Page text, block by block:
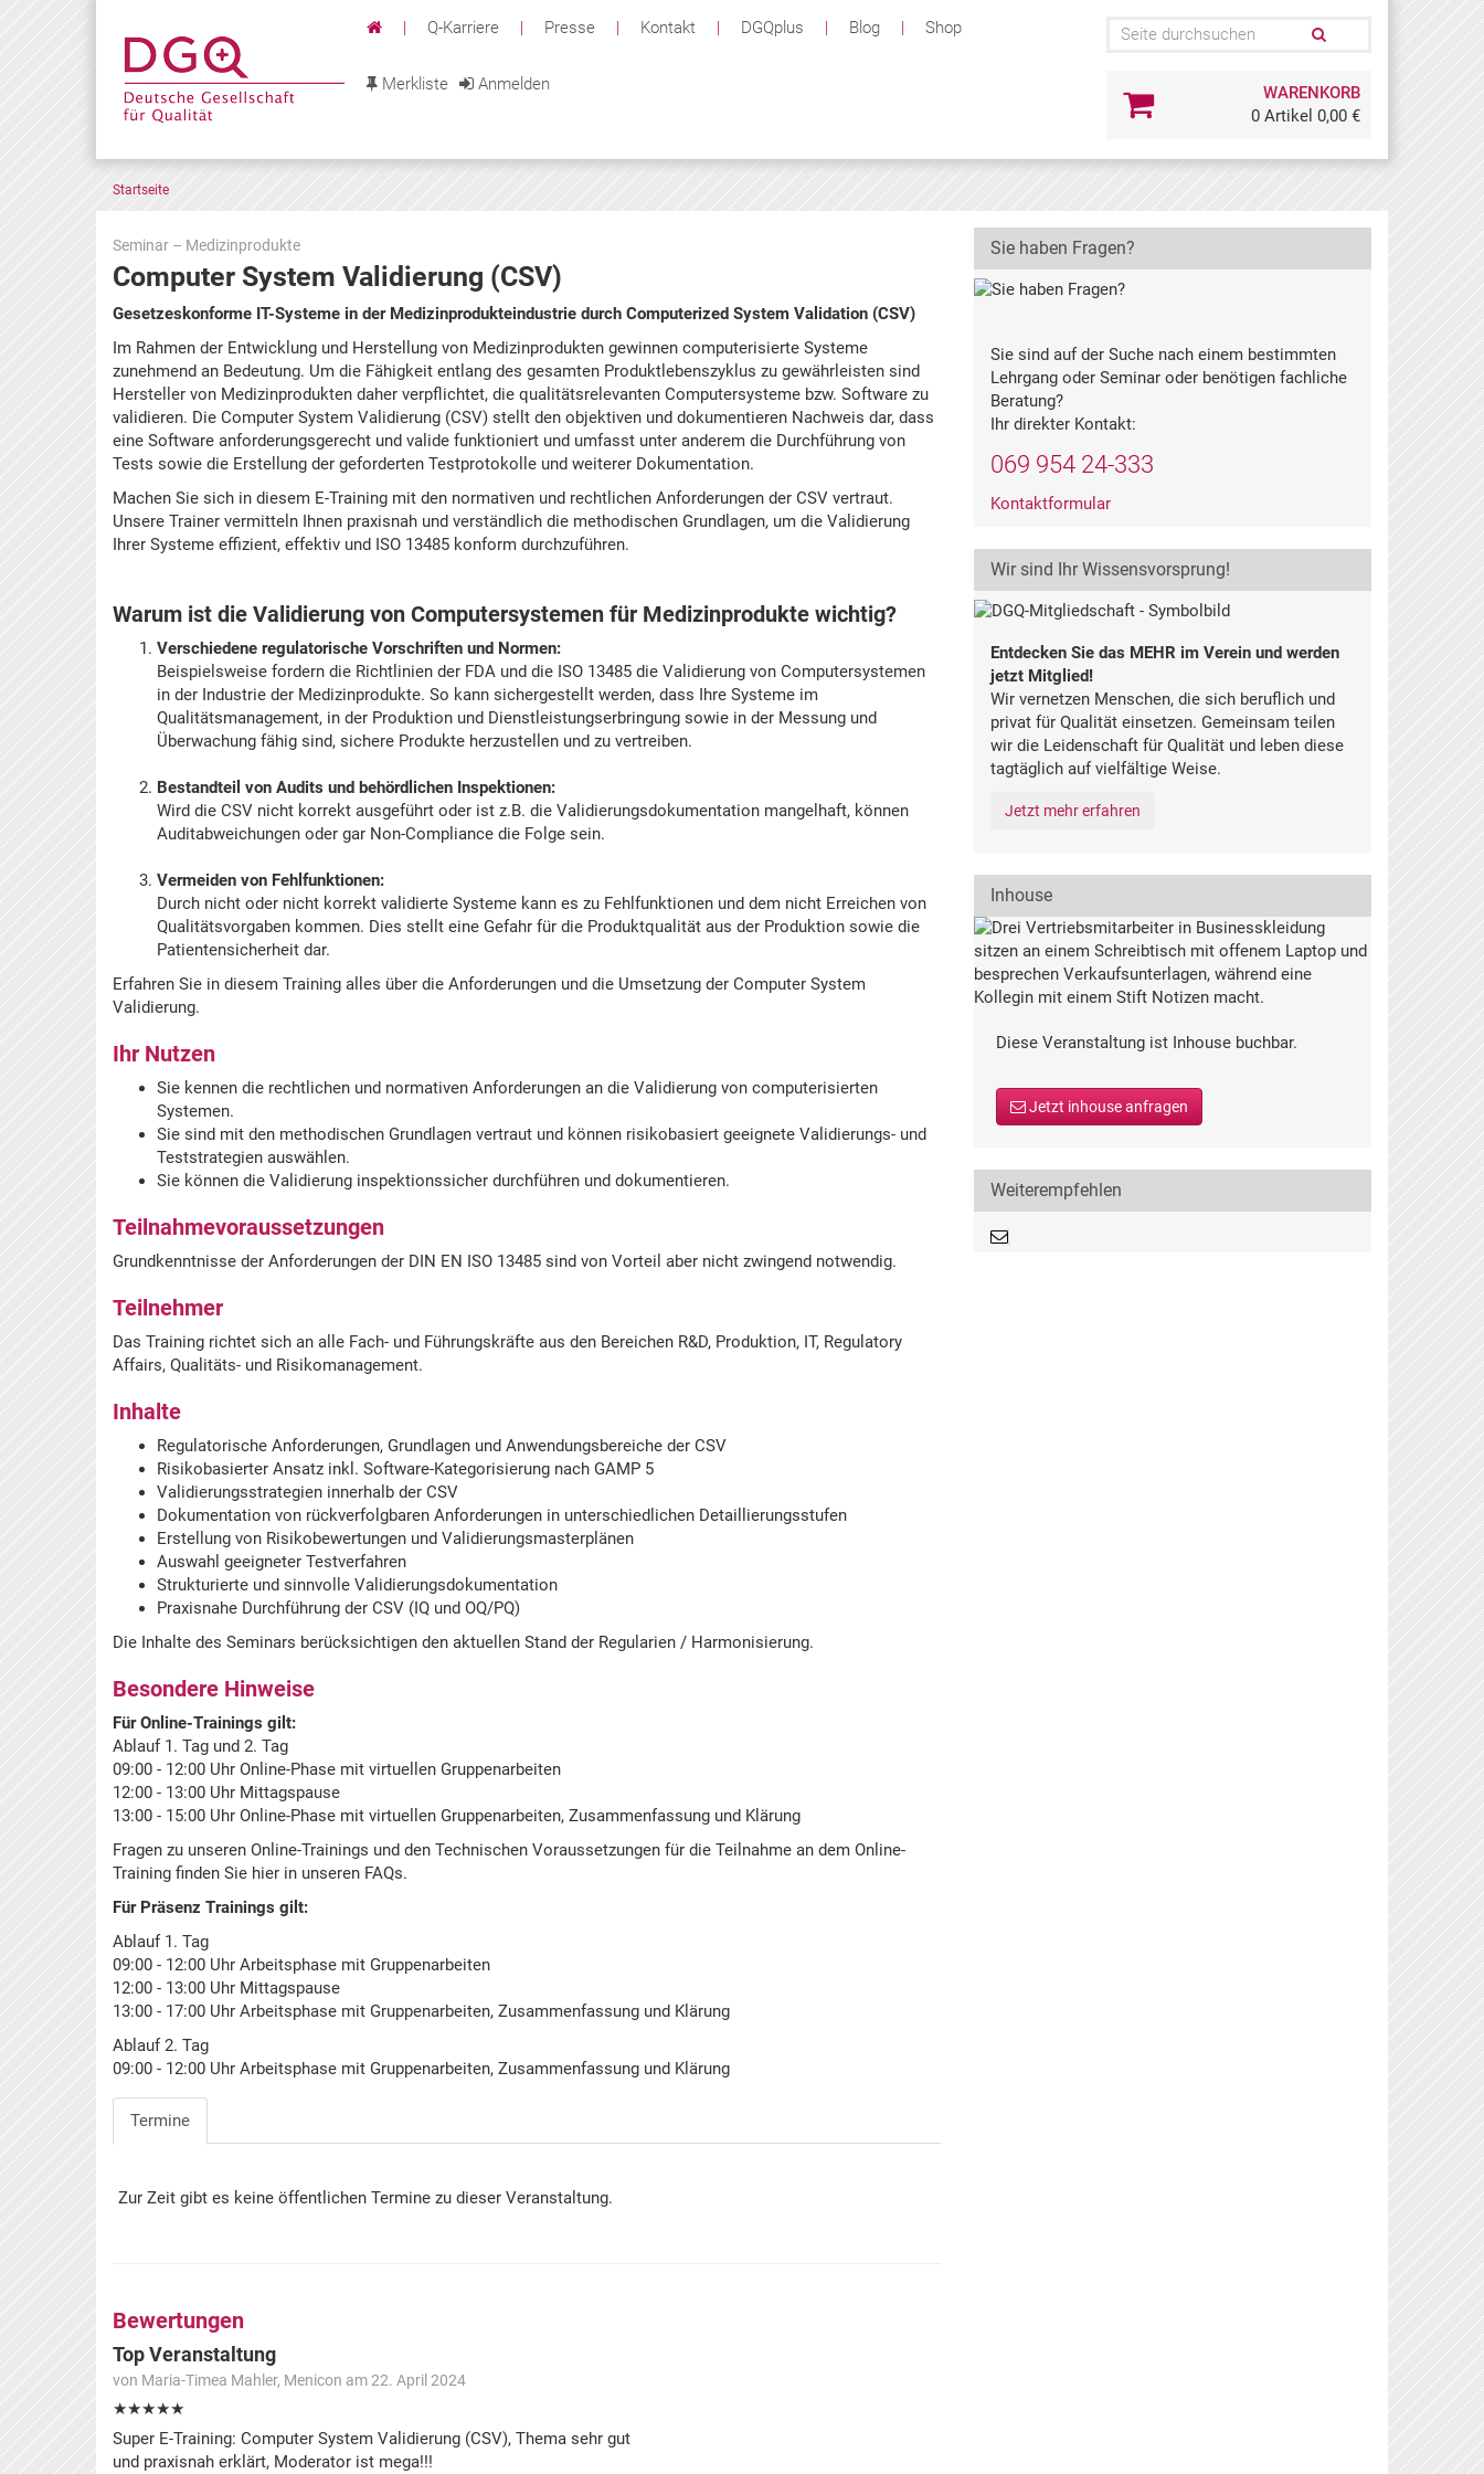
| Q-Karriere | Presse | Kontakt | DGQplus | Blog | Shop
WARENKORB
0 Artikel 0,00 €
Merkliste Anmelden
Startseite
Seminar – Medizinprodukte
Computer System Validierung (CSV)
Zu
Terminen
springen
Gesetzeskonforme IT-Systeme in der Medizinprodukteindustrie durch Computerized System Validation (CSV)
Im Rahmen der Entwicklung und Herstellung von Medizinprodukten gewinnen computerisierte Systeme
zunehmend an Bedeutung. Um die Fähigkeit entlang des gesamten Produktlebenszyklus zu gewährleisten sind
Hersteller von Medizinprodukten daher verpflichtet, die qualitätsrelevanten Computersysteme bzw. Software zu
validieren. Die Computer System Validierung (CSV) stellt den objektiven und dokumentieren Nachweis dar, dass
eine Software anforderungsgerecht und valide funktioniert und umfasst unter anderem die Durchführung von
Tests sowie die Erstellung der geforderten Testprotokolle und weiterer Dokumentation.
Machen Sie sich in diesem E-Training mit den normativen und rechtlichen Anforderungen der CSV vertraut.
Unsere Trainer vermitteln Ihnen praxisnah und verständlich die methodischen Grundlagen, um die Validierung
Ihrer Systeme effizient, effektiv und ISO 13485 konform durchzuführen.
Warum ist die Validierung von Computersystemen für Medizinprodukte wichtig?
Verschiedene regulatorische Vorschriften und Normen:
Beispielsweise fordern die Richtlinien der FDA und die ISO 13485 die Validierung von Computersystemen
in der Industrie der Medizinprodukte. So kann sichergestellt werden, dass Ihre Systeme im
Qualitätsmanagement, in der Produktion und Dienstleistungserbringung sowie in der Messung und
Überwachung fähig sind, sichere Produkte herzustellen und zu vertreiben.
Bestandteil von Audits und behördlichen Inspektionen:
Wird die CSV nicht korrekt ausgeführt oder ist z.B. die Validierungsdokumentation mangelhaft, können
Auditabweichungen oder gar Non-Compliance die Folge sein.
Vermeiden von Fehlfunktionen:
Durch nicht oder nicht korrekt validierte Systeme kann es zu Fehlfunktionen und dem nicht Erreichen von
Qualitätsvorgaben kommen. Dies stellt eine Gefahr für die Produktqualität aus der Produktion sowie die
Patientensicherheit dar.
Erfahren Sie in diesem Training alles über die Anforderungen und die Umsetzung der Computer System
Validierung.
Ihr Nutzen
Sie kennen die rechtlichen und normativen Anforderungen an die Validierung von computerisierten
Systemen.
Sie sind mit den methodischen Grundlagen vertraut und können risikobasiert geeignete Validierungs- und
Teststrategien auswählen.
Sie können die Validierung inspektionssicher durchführen und dokumentieren.
Teilnahmevoraussetzungen
Grundkenntnisse der Anforderungen der DIN EN ISO 13485 sind von Vorteil aber nicht zwingend notwendig.
Teilnehmer
Das Training richtet sich an alle Fach- und Führungskräfte aus den Bereichen R&D, Produktion, IT, Regulatory
Affairs, Qualitäts- und Risikomanagement.
Inhalte
Regulatorische Anforderungen, Grundlagen und Anwendungsbereiche der CSV
Risikobasierter Ansatz inkl. Software-Kategorisierung nach GAMP 5
Validierungsstrategien innerhalb der CSV
Dokumentation von rückverfolgbaren Anforderungen in unterschiedlichen Detaillierungsstufen
Erstellung von Risikobewertungen und Validierungsmasterplänen
Auswahl geeigneter Testverfahren
Strukturierte und sinnvolle Validierungsdokumentation
Praxisnahe Durchführung der CSV (IQ und OQ/PQ)
Die Inhalte des Seminars berücksichtigen den aktuellen Stand der Regularien / Harmonisierung.
Besondere Hinweise
Für Online-Trainings gilt:
Ablauf 1. Tag und 2. Tag
09:00 - 12:00 Uhr Online-Phase mit virtuellen Gruppenarbeiten
12:00 - 13:00 Uhr Mittagspause
13:00 - 15:00 Uhr Online-Phase mit virtuellen Gruppenarbeiten, Zusammenfassung und Klärung
Fragen zu unseren Online-Trainings und den Technischen Voraussetzungen für die Teilnahme an dem Online-
Training finden Sie hier in unseren FAQs.
Für Präsenz Trainings gilt:
Ablauf 1. Tag
09:00 - 12:00 Uhr Arbeitsphase mit Gruppenarbeiten
12:00 - 13:00 Uhr Mittagspause
13:00 - 17:00 Uhr Arbeitsphase mit Gruppenarbeiten, Zusammenfassung und Klärung
Ablauf 2. Tag
09:00 - 12:00 Uhr Arbeitsphase mit Gruppenarbeiten, Zusammenfassung und Klärung
Termine
Zur Zeit gibt es keine öffentlichen Termine zu dieser Veranstaltung.
Bewertungen
Top Veranstaltung
von Maria-Timea Mahler, Menicon am 22. April 2024
★★★★★
Super E-Training: Computer System Validierung (CSV), Thema sehr gut
und praxisnah erklärt, Moderator ist mega!!!
Sie haben Fragen?
Sie sind auf der Suche nach einem bestimmten
Lehrgang oder Seminar oder benötigen fachliche
Beratung?
Ihr direkter Kontakt:
069 954 24-333
Kontaktformular
Wir sind Ihr Wissensvorsprung!
Entdecken Sie das MEHR im Verein und werden
jetzt Mitglied!
Wir vernetzen Menschen, die sich beruflich und
privat für Qualität einsetzen. Gemeinsam teilen
wir die Leidenschaft für Qualität und leben diese
tagtäglich auf vielfältige Weise.
Jetzt mehr erfahren
Inhouse
Diese Veranstaltung ist Inhouse buchbar.
Jetzt inhouse anfragen
Weiterempfehlen